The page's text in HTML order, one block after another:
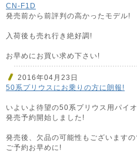
CN-F1D
発売前から前評判の高かったモデル!
入荷後も売れ行き絶好調!
お早めにお買い求め下さい!
2016年04月23日
50系プリウスにお乗りの方に朗報!
いよいよ待望の50系プリウス用パイ
発売予約開始しました!
発売後、欠品の可能性もございますの
ご予約お早めに!